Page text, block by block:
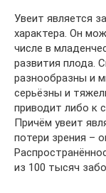
Увеит является
характера. Он
числе в
развития плода.
разнообразны и
серьёзны и
приводит либо к
Причём увеит
потери зрения –
из 100 тысяч